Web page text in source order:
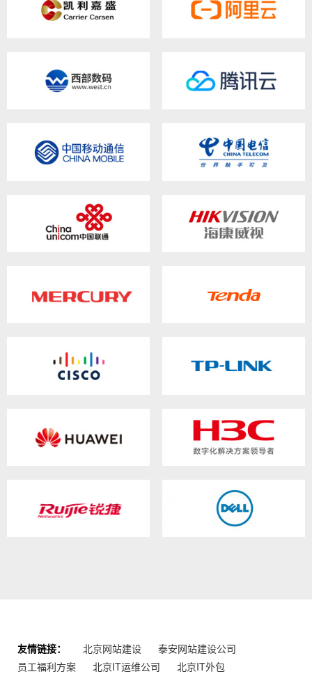
友情链接： 北京网站建设
泰安网站建设公司
员工福利方案
北京IT运维公司 北京IT外包